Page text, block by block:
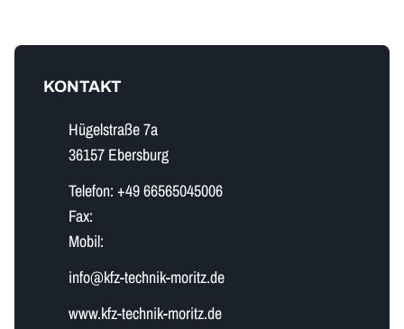
KONTAKT
Hügelstraße 7a
36157 Ebersburg
Telefon: +49 66565045006
Fax:
Mobil:
i​n​f​o​@kfz-technik-moritz.de
www.kfz-technik-moritz.de